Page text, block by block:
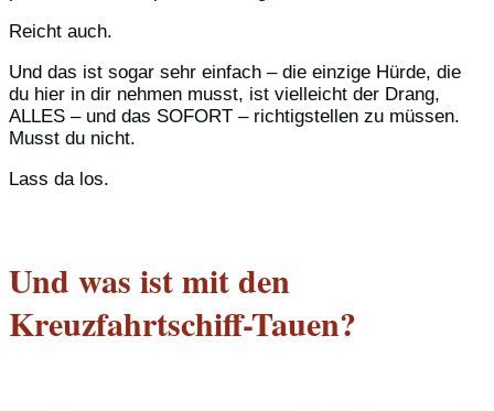
Reicht auch.
Und das ist sogar sehr einfach – die einzige Hürde, die
du hier in dir nehmen musst, ist vielleicht der Drang,
ALLES – und das SOFORT – richtigstellen zu müssen.
Musst du nicht.
Lass da los.
Und was ist mit den
Kreuzfahrtschiff-Tauen?